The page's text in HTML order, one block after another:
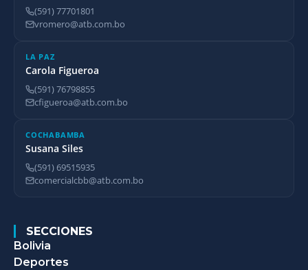
(591) 77701801
vromero@atb.com.bo
LA PAZ
Carola Figueroa
(591) 76798855
cfigueroa@atb.com.bo
COCHABAMBA
Susana Siles
(591) 69515935
comercialcbb@atb.com.bo
SECCIONES
Bolivia
Deportes